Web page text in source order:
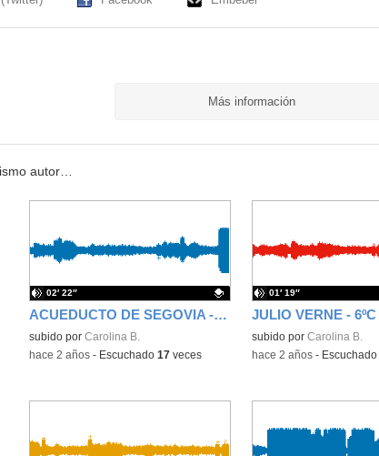
Más información
autor…
ACUEDUCTO DE SEGOVIA - 6ºC
Contenido educativo.
subido por Carolina B.
02′ 22″
-hace 2 años- Escuchado 17veces
JULIO VERNE - 6ºC
Contenido educativo.
subido por Carolina B.
01′ 19″
-hace 2 años- Escuchado